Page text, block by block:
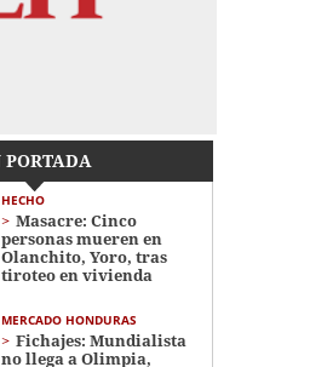
PORTADA
HECHO
Masacre: Cinco
personas mueren en
Olanchito, Yoro, tras
tiroteo en vivienda
MERCADO HONDURAS
Fichajes: Mundialista
no llega a Olimpia,